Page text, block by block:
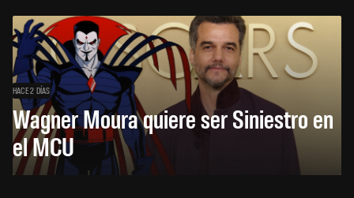
HACE 2 DÍAS
Wagner Moura quiere ser Siniestro en
el MCU